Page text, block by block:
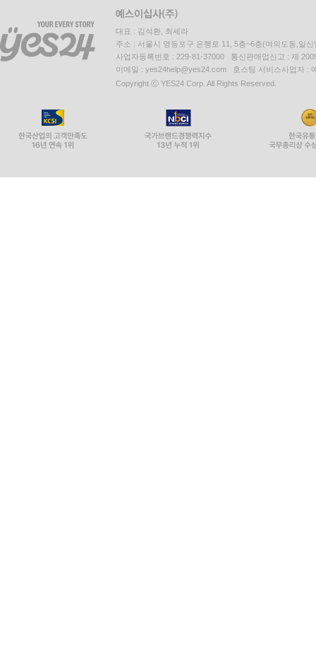
대표 : 김석환, 최세라
주소 : 서울시 영등포구 은행로 11, 5층~6층(여의도동,일신
사업자등록번호 : 229-81-37000 통신판매업신고 : 제
이메일 : yes24help@yes24.com 호스팅 서비스사업자 :
Copyright ⓒ YES24 Corp. All Rights Reserved.